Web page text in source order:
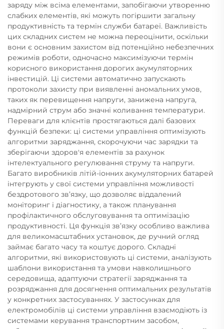
заряду між всіма елементами, запобігаючи утворенню
слабких елементів, які можуть погіршити загальну
продуктивність та термін служби батареї. Важливість
цих складних систем не можна переоцінити, оскільки
вони є основним захистом від потенційно небезпечних
режимів роботи, одночасно максимізуючи термін
корисного використання дорогих акумуляторних
інвестицій. Ці системи автоматично запускають
протоколи захисту при виявленні аномальних умов,
таких як перевищення напруги, занижена напруга,
надмірний струм або значні коливання температури.
Переваги для клієнтів простягаються далі базових
функцій безпеки: ці системи управління оптимізують
алгоритми заряджання, скорочуючи час зарядки та
зберігаючи здоров'я елементів за рахунок
інтелектуального регулювання струму та напруги.
Багато виробників літій-іонних акумуляторних батарей
інтегрують у свої системи управління можливості
бездротового зв’язку, що дозволяє віддалений
моніторинг і діагностику, а також планування
профілактичного обслуговування та оптимізацію
продуктивності. Ця функція зв’язку особливо важлива
для великомасштабних установок, де ручний огляд
займає багато часу та коштує дорого. Складні
алгоритми, які використовують ці системи, аналізують
шаблони використання та умови навколишнього
середовища, адаптуючи стратегії заряджання та
розряджання для досягнення оптимальних результатів
у конкретних застосуваннях. У застосунках для
електромобілів ці системи управління взаємодіють із
системами керування транспортним засобом,